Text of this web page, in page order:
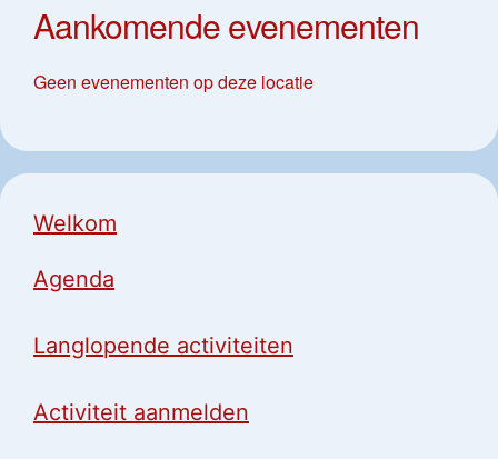
Aankomende evenementen
Geen evenementen op deze locatie
Welkom
Agenda
Langlopende activiteiten
Activiteit aanmelden